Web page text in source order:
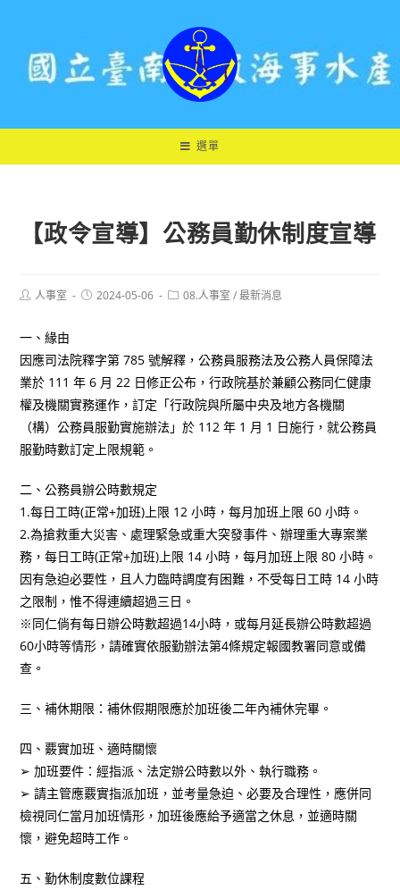
選單
【政令宣導】公務員勤休制度宣導
Post人事室
Post2024-05-06
Post08.人事室 / 最新消息
一、緣由
因應司法院釋字第 785 號解釋，公務員服務法及公務人員保障法
業於 111 年 6 月 22 日修正公布，行政院基於兼顧公務同仁健康
權及機關實務運作，訂定「行政院與所屬中央及地方各機關
（構）公務員服勤實施辦法」於 112 年 1 月 1 日施行，就公務員
服勤時數訂定上限規範。
二、公務員辦公時數規定
1.每日工時(正常+加班)上限 12 小時，每月加班上限 60 小時。
2.為搶救重大災害、處理緊急或重大突發事件、辦理重大專案業
務，每日工時(正常+加班)上限 14 小時，每月加班上限 80 小時。
因有急迫必要性，且人力臨時調度有困難，不受每日工時 14 小時
之限制，惟不得連續超過三日。
※同仁倘有每日辦公時數超過14小時，或每月延長辦公時數超過
60小時等情形，請確實依服勤辦法第4條規定報國教署同意或備
查。
三、補休期限：補休假期限應於加班後二年內補休完畢。
四、覈實加班、適時關懷
➢ 加班要件：經指派、法定辦公時數以外、執行職務。
➢ 請主管應覈實指派加班，並考量急迫、必要及合理性，應併同
檢視同仁當月加班情形，加班後應給予適當之休息，並適時關
懷，避免超時工作。
五、勤休制度數位課程